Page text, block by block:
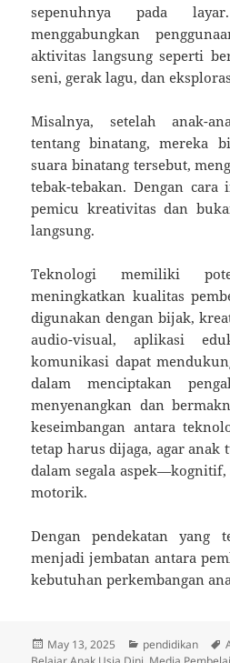
sepenuhnya pada
menggabungkan
aktivitas langsung seperti
seni, gerak lagu, dan
Misalnya, setelah anak-
tentang binatang, mereka
suara binatang tersebut,
tebak-tebakan. Dengan
pemicu kreativitas dan
langsung.
Teknologi memiliki
meningkatkan kualitas
digunakan dengan bijak,
audio-visual, aplikasi
komunikasi dapat
dalam menciptakan
menyenangkan dan
keseimbangan antara
tetap harus dijaga, agar anak
dalam segala aspek—kognitif,
motorik.
Dengan pendekatan yang
menjadi jembatan antara
kebutuhan perkembangan
Posted
May 13, 2025 Categories
pendidikan